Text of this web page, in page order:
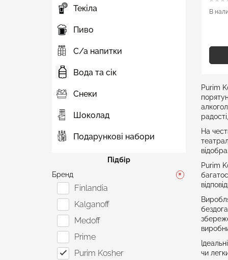
Текіла
Пиво
С/а напитки
Вода та сік
Снеки
Шоколад
Подарункові набори
Підбір
Бренд
Finlandia
Kalganoff
Medoff
Prime
Purim Kosher
В
Purim
На
Purim
чи